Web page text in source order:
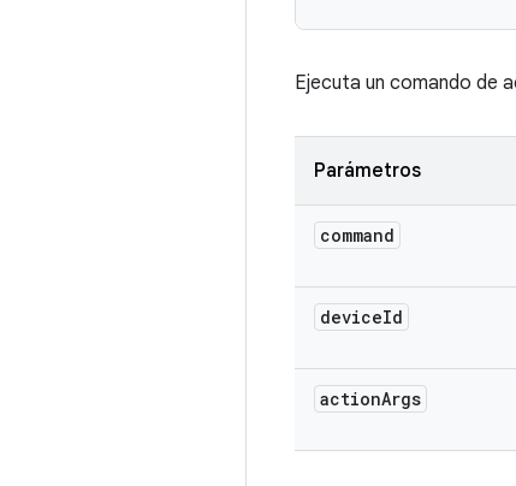
Ejecuta un comando de
Parámetros
command
deviceId
actionArgs